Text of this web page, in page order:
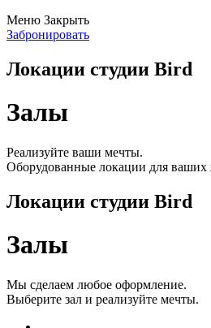
Меню Закрыть
Забронировать
Локации студии Bird
Залы
Реализуйте ваши мечты.
Оборудованные локации для ваших
Локации студии Bird
Залы
Мы сделаем любое оформление.
Выберите зал и реализуйте мечты.